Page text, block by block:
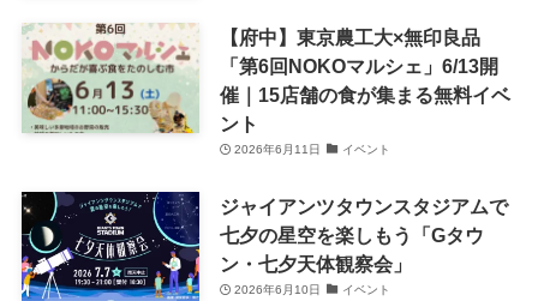
【府中】東京農工大×無印良品
「第6回NOKOマルシェ」6/13開
催｜15店舗の食が集まる無料イベ
ント
2026年6月11日 イベント
ジャイアンツタウンスタジアムで
七夕の星空を楽しもう「Gタウ
ン・七夕天体観察会」
2026年6月10日 イベント